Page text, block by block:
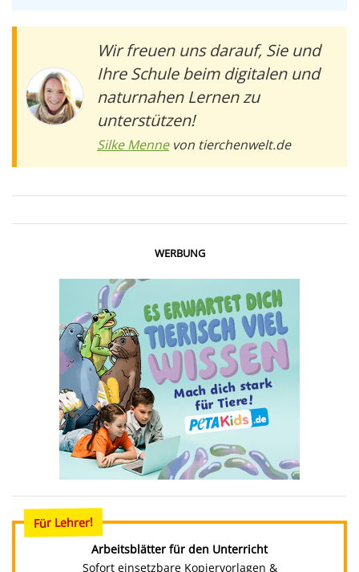
Wir freuen uns darauf, Sie und
Ihre Schule beim digitalen und
naturnahen Lernen zu
unterstützen!
Silke Mennevon tierchenwelt.de
WERBUNG
Für Lehrer!
Arbeitsblätter für den Unterricht
Sofort einsetzbare Kopiervorlagen &